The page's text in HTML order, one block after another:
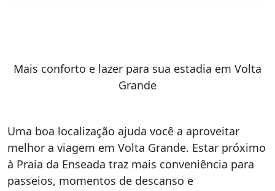
Mais conforto e lazer para sua estadia em Volta
Grande
Uma boa localização ajuda você a aproveitar
melhor a viagem em Volta Grande. Estar próximo
à Praia da Enseada traz mais conveniência para
passeios, momentos de descanso e